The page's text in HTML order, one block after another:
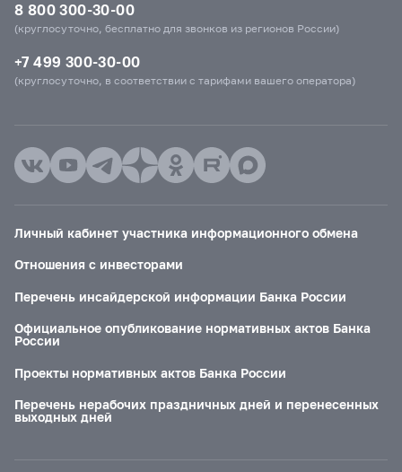
8 800 300-30-00
(круглосуточно, бесплатно для звонков из регионов России)
+7 499 300-30-00
(круглосуточно, в соответствии с тарифами вашего оператора)
Личный кабинет участника информационного обмена
Отношения с инвесторами
Перечень инсайдерской информации Банка России
Официальное опубликование нормативных актов Банка
России
Проекты нормативных актов Банка России
Перечень нерабочих праздничных дней и перенесенных
выходных дней